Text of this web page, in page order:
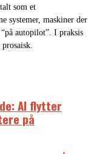
som et
systemer, maskiner der
autopilot”. I praksis
AI flytter
på